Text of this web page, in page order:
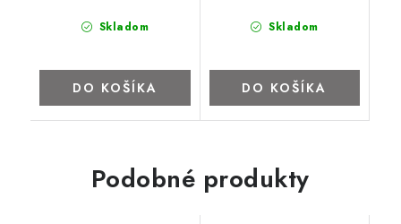
Skladom
DO KOŠÍKA
Skladom
DO KOŠÍKA
Podobné produkty